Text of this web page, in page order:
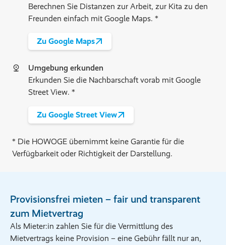
Berechnen Sie Distanzen zur Arbeit, zur Kita zu den
Freunden einfach mit Google Maps. *
Zu Google Maps
Umgebung erkunden
Erkunden Sie die Nachbarschaft vorab mit Google
Street View. *
Zu Google Street View
* Die HOWOGE übernimmt keine Garantie für die
Verfügbarkeit oder Richtigkeit der Darstellung.
Provisionsfrei mieten – fair und transparent
zum Mietvertrag
Als Mieter:in zahlen Sie für die Vermittlung des
Mietvertrags keine Provision – eine Gebühr fällt nur an,